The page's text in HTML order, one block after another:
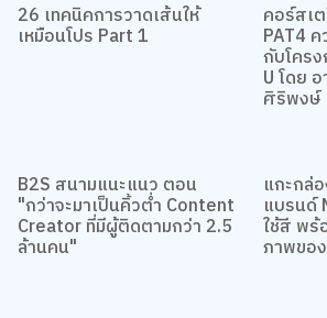
26 เทคนิคการวาดเส้นให้
เหมือนโปร Part 1
คอร์สเ
PAT4
กับโคร
U โดย
ศิริพงษ์
B2S สนามแนะแนว ตอน
"กว่าจะมาเป็นคิ้วต่ำ Content
Creator ที่มีผู้ติดตามกว่า 2.5
ล้านคน"
แกะกล่
แบรนด์
ใช้สี พร้
ภาพขอ